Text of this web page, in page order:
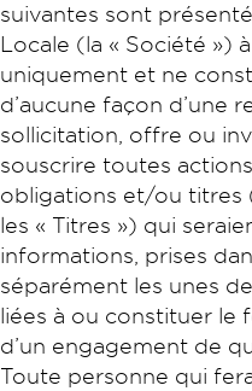
suivantes sont
Locale (la « Société »)
uniquement et ne
d’aucune façon d’une
sollicitation, offre ou
souscrire toutes
obligations et/ou titres
les « Titres ») qui
informations, prises
séparément les unes
liées à ou constituer le
d’un engagement de
Toute personne qui